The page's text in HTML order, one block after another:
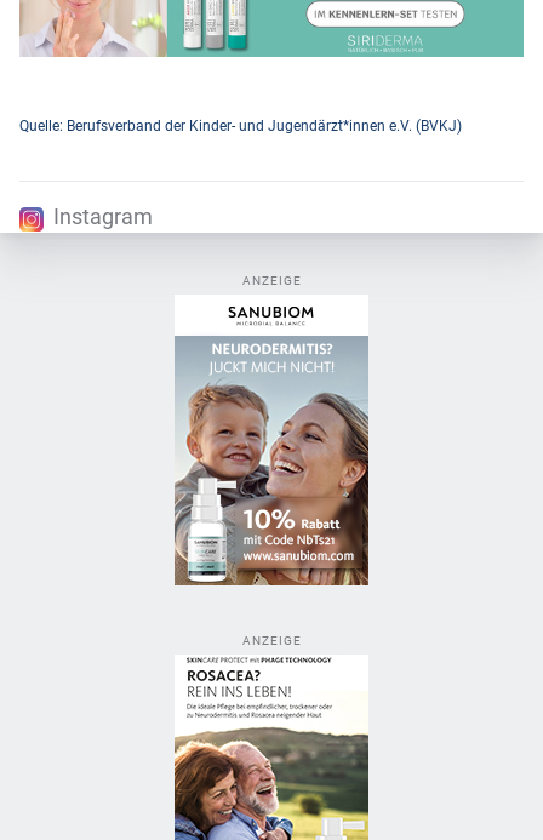
Quelle: Berufsverband der Kinder- und Jugendärzt*innen e.V. (BVKJ)
Instagram
ANZEIGE
ANZEIGE